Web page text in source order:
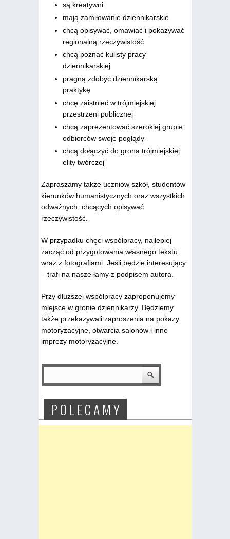
są kreatywni
mają zamiłowanie dziennikarskie
chcą opisywać, omawiać i pokazywać
regionalną rzeczywistość
chcą poznać kulisty pracy
dziennikarskiej
pragną zdobyć dziennikarską
praktykę
chcę zaistnieć w trójmiejskiej
przestrzeni publicznej
chcą zaprezentować szerokiej grupie
odbiorców swoje poglądy
chcą dołączyć do grona trójmiejskiej
elity twórczej
Zapraszamy także uczniów szkół, studentów
kierunków humanistycznych oraz wszystkich
odważnych, chcących opisywać
rzeczywistość.
W przypadku chęci współpracy, najlepiej
zacząć od przygotowania własnego tekstu
wraz z fotografiami. Jeśli będzie interesujący
– trafi na nasze łamy z podpisem autora.
Przy dłuższej współpracy zaproponujemy
miejsce w gronie dziennikarzy. Będziemy
także przekazywali zaproszenia na pokazy
motoryzacyjne, otwarcia salonów i inne
imprezy motoryzacyjne.
P O L E C A M Y